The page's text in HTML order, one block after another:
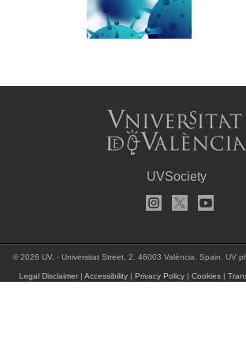
UVSociety
© 2026 UV. - Universitat Street, 2. 46003 València. Spain. UV
Legal Disclaimer |Accessibility |Privacy Policy |Cookies |